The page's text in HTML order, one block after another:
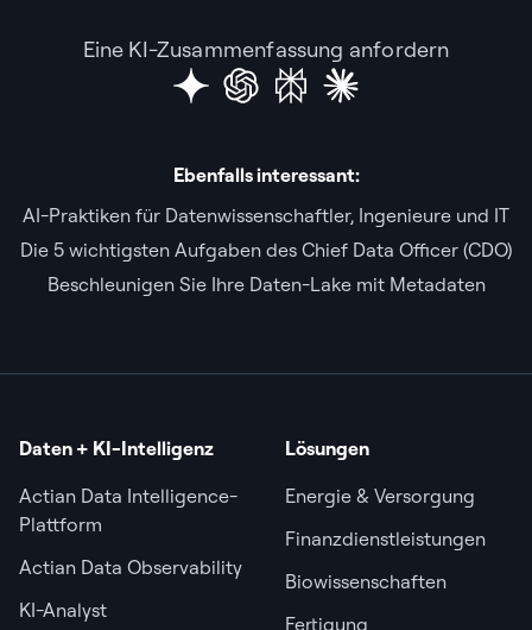
Eine KI-Zusammenfassung anfordern
Ebenfalls interessant:
AI-Praktiken für Datenwissenschaftler, Ingenieure und IT
Die 5 wichtigsten Aufgaben des Chief Data Officer (CDO)
Beschleunigen Sie Ihre Daten-Lake mit Metadaten
Daten + KI-Intelligenz
Actian Data Intelligence-
Plattform
Actian Data Observability
KI-Analyst
Lösungen
Energie & Versorgung
Finanzdienstleistungen
Biowissenschaften
Fertigung